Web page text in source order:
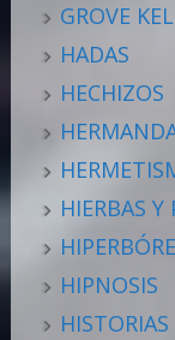
GROVE
HADAS
HECHIZOS
HIERBAS
HIPNOSIS